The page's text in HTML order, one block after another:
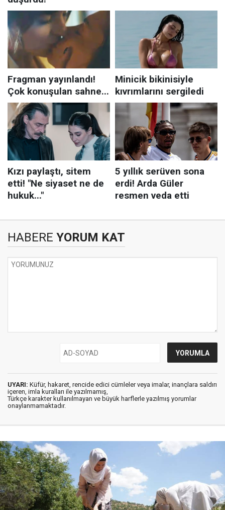
HABERE YORUM KAT
UYARI: Küfür, hakaret, rencide edici cümleler veya imalar, inançlara saldırı
içeren, imla kuralları ile yazılmamış,
Türkçe karakter kullanılmayan ve büyük harflerle yazılmış yorumlar
onaylanmamaktadır.